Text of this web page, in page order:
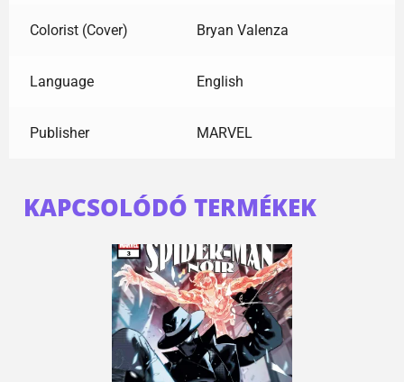
Colorist (Cover) Bryan Valenza
Language English
Publisher MARVEL
KAPCSOLÓDÓ TERMÉKEK